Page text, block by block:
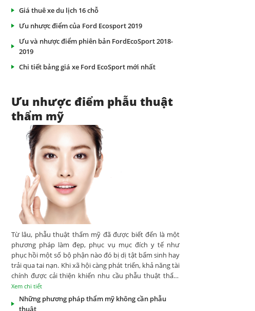
Giá thuê xe du lịch 16 chỗ
Ưu nhược điểm của Ford Ecosport 2019
Ưu và nhược điểm phiên bản FordEcoSport 2018-
2019
Chi tiết bảng giá xe Ford EcoSport mới nhất
Ưu nhược điểm phẫu thuật
thẩm mỹ
Từ lâu, phẫu thuật thẩm mỹ đã được biết đến là một
phương pháp làm đẹp, phục vụ mục đích y tế như
phục hồi một số bộ phận nào đó bị dị tật bẩm sinh hay
trải qua tai nạn. Khi xã hội càng phát triển, khả năng tài
chính được cải thiện khiến nhu cầu phẫu thuật thẩm
mỹ của mọi người ngày một tăng cao. Vậy ưu nhược
điểm của phương pháp này ra sao, cùng theo dõi bài
viết sau đây để tìm được cho mình câu trả lời đầy đủ
Xem chi tiết
Những phương pháp thẩm mỹ không cần phẫu